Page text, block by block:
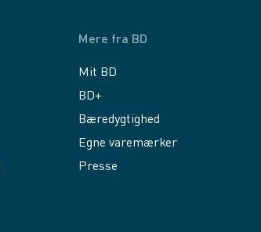
Mere fra BD
Mit BD
BD+
Bæredygtighed
Egne varemærker
Presse